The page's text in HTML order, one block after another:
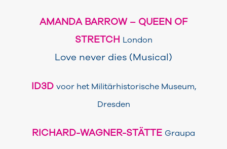
AMANDA BARROW – QUEEN OF
STRETCH London
Love never dies (Musical)
ID3D voor het Militärhistorische Museum,
Dresden
RICHARD-WAGNER-STÄTTE Graupa